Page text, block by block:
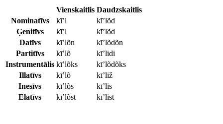
Vienskaitlis Daudzskaitlis
Nominatīvs
kī’l
kī’lõd
Ģenitīvs
kī’l
kī’lõd
Datīvs
kī’lõn
kī’lõdõn
Partitīvs
kī’lõ
kī’lidi
Instrumentālis kī’lõks
kī’lõdõks
Illatīvs
kī’lõ
kī’liž
Inesīvs
kī’lõs
kī’lis
Elatīvs
kī’lõst kī’list